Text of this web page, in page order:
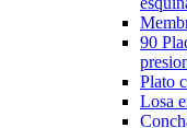
90
Plato
Losa